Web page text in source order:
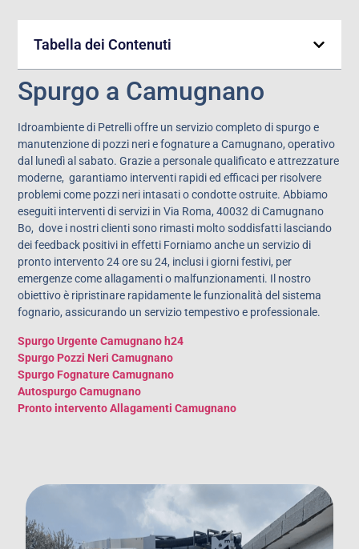
Tabella dei Contenuti
Spurgo a Camugnano
Idroambiente di Petrelli offre un servizio completo di spurgo e
manutenzione di pozzi neri e fognature a Camugnano, operativo
dal lunedì al sabato. Grazie a personale qualificato e attrezzature
moderne, garantiamo interventi rapidi ed efficaci per risolvere
problemi come pozzi neri intasati o condotte ostruite. Abbiamo
eseguiti interventi di servizi in Via Roma, 40032 di Camugnano
Bo, dove i nostri clienti sono rimasti molto soddisfatti lasciando
dei feedback positivi in effetti Forniamo anche un servizio di
pronto intervento 24 ore su 24, inclusi i giorni festivi, per
emergenze come allagamenti o malfunzionamenti. Il nostro
obiettivo è ripristinare rapidamente le funzionalità del sistema
fognario, assicurando un servizio tempestivo e professionale.
Spurgo Urgente Camugnano h24
Spurgo Pozzi Neri Camugnano
Spurgo Fognature Camugnano
Autospurgo Camugnano
Pronto intervento Allagamenti Camugnano